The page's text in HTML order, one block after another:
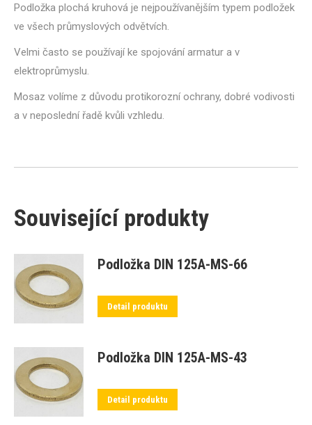
Podložka plochá kruhová je nejpoužívanějším typem podložek
ve všech průmyslových odvětvích.
Velmi často se používají ke spojování armatur a v
elektroprůmyslu.
Mosaz volíme z důvodu protikorozní ochrany, dobré vodivosti
a v neposlední řadě kvůli vzhledu.
Související produkty
Podložka DIN 125A-MS-66
Detail produktu
Podložka DIN 125A-MS-43
Detail produktu